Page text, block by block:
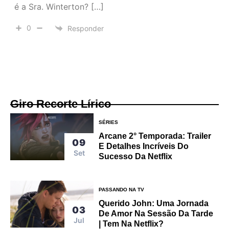
é a Sra. Winterton? […]
0 Responder
Giro Recorte Lírico
09
Set
SÉRIES
Arcane 2° Temporada: Trailer
E Detalhes Incríveis Do
Sucesso Da Netflix
03
Jul
PASSANDO NA TV
Querido John: Uma Jornada
De Amor Na Sessão Da Tarde
| Tem Na Netflix?